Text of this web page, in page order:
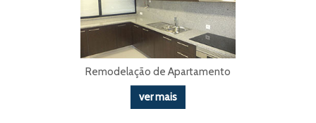
Remodelação de Apartamento
ver mais